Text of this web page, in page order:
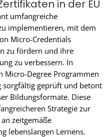
in der EU
umfangreiche
implementieren, mit dem
Micro-Credentials
zu fördern und ihre
zu verbessern. In
Micro-Degree Programmen
sorgfältig geprüft und betont
Bildungsformate. Diese
Strategie zur
zeitgemäße
lebenslangen Lernens.